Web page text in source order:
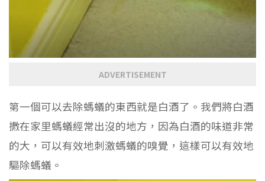
ADVERTISEMENT
第一個可以去除螞蟻的東西就是白酒了。我們將白酒
撒在家里螞蟻經常出沒的地方，因為白酒的味道非常
的大，可以有效地刺激螞蟻的嗅覺，這樣可以有效地
驅除螞蟻。